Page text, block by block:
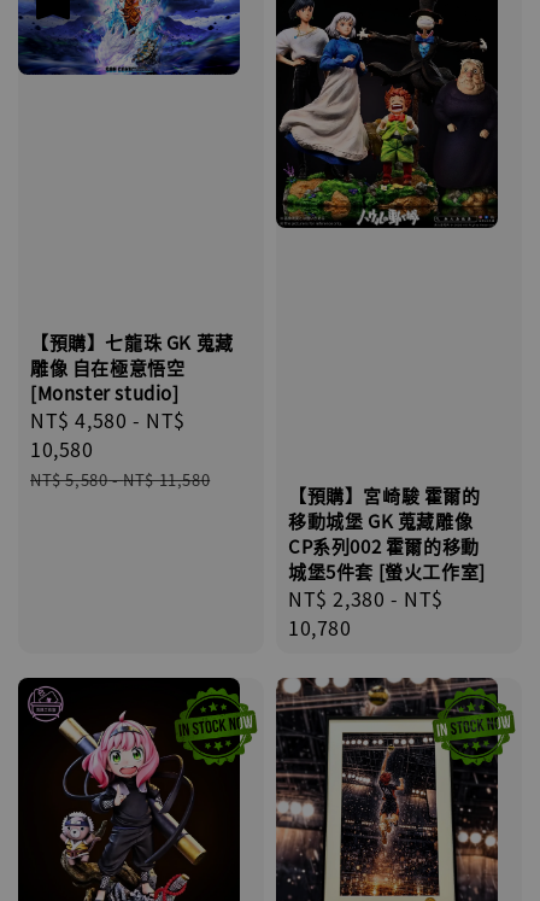
【預購】七龍珠 GK 蒐藏
雕像 自在極意悟空
[Monster studio]
Sale
price
NT$ 4,580 - NT$
10,580
Regular
NT$ 5,580-NT$ 11,580
【預購】宮崎駿 霍爾的
移動城堡 GK 蒐藏雕像
CP系列002 霍爾的移動
城堡5件套 [螢火工作室]
Regular
price
NT$ 2,380 - NT$
10,780